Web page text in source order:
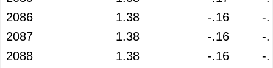
2086
1.38 -.16
-
2087
1.38 -.16
-
2088
1.38 -.16
-